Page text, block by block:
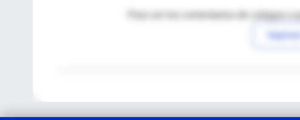
Para ver los comentarios de colegas o